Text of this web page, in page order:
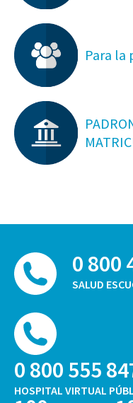
Para la
0 800
SALUD
0 800 555
HOSPITAL VIRTUAL